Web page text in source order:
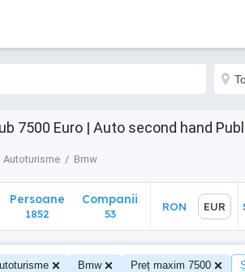
7500 Euro | Auto second hand
Autoturisme Bmw
Persoane
1852
Companii
53
RON EUR
Bmw Preț maxim 7500